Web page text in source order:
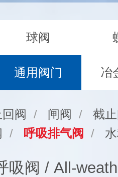
球阀
通用阀门 冶
回阀 / 闸阀 /
截
/ 呼吸排气阀 /
吸阀 / All-